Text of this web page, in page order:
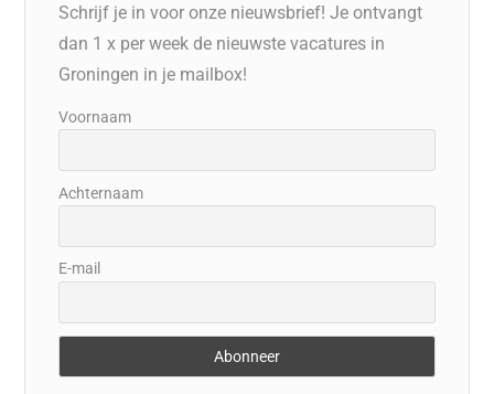
Schrijf je in voor onze nieuwsbrief! Je ontvangt
dan 1 x per week de nieuwste vacatures in
Groningen in je mailbox!
Voornaam
Achternaam
E-mail